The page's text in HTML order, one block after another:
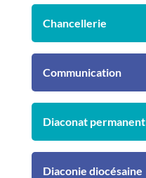
Chancellerie
Communication
Diaconat permanent
Diaconie diocésaine